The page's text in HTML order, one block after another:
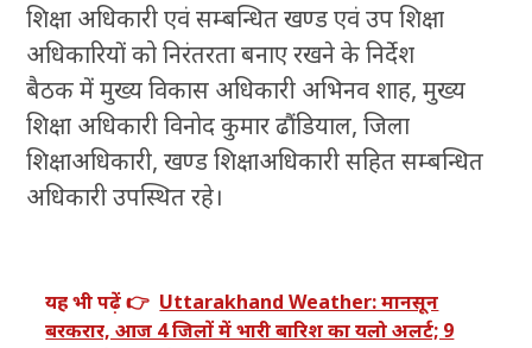
शिक्षा अधिकारी एवं सम्बन्धित खण्ड एवं उप शिक्षा
अधिकारियों को निरंतरता बनाए रखने के निर्देश
बैठक में मुख्य विकास अधिकारी अभिनव शाह, मुख्य
शिक्षा अधिकारी विनोद कुमार ढौंडियाल, जिला
शिक्षाअधिकारी, खण्ड शिक्षाअधिकारी सहित सम्बन्धित
अधिकारी उपस्थित रहे।
यह भी पढ़ें 👉 Uttarakhand Weather: मानसून
बरकरार, आज 4 जिलों में भारी बारिश का यलो अलर्ट; 9